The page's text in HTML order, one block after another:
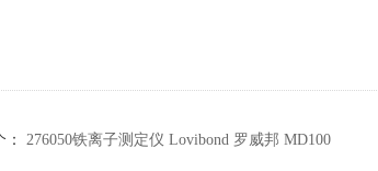
276050铁离子测定仪 Lovibond 罗威邦 MD100